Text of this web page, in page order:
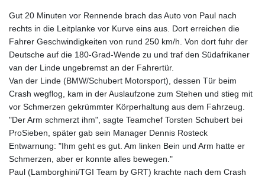
Gut 20 Minuten vor Rennende brach das Auto von Paul nach
rechts in die Leitplanke vor Kurve eins aus. Dort erreichen die
Fahrer Geschwindigkeiten von rund 250 km/h. Von dort fuhr der
Deutsche auf die 180-Grad-Wende zu und traf den Südafrikaner
van der Linde ungebremst an der Fahrertür.
Van der Linde (BMW/Schubert Motorsport), dessen Tür beim
Crash wegflog, kam in der Auslaufzone zum Stehen und stieg mit
vor Schmerzen gekrümmter Körperhaltung aus dem Fahrzeug.
"Der Arm schmerzt ihm", sagte Teamchef Torsten Schubert bei
ProSieben, später gab sein Manager Dennis Rosteck
Entwarnung: "Ihm geht es gut. Am linken Bein und Arm hatte er
Schmerzen, aber er konnte alles bewegen."
Paul (Lamborghini/TGI Team by GRT) krachte nach dem Crash